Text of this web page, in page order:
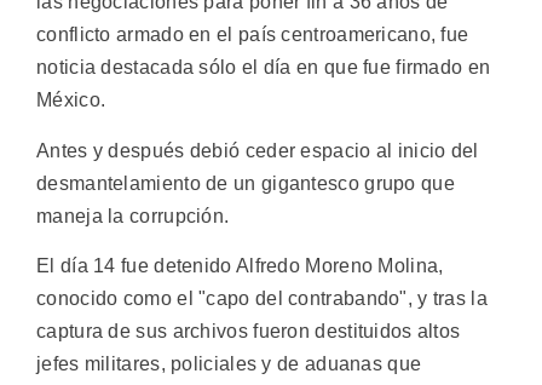
conflicto armado en el país centroamericano, fue
noticia destacada sólo el día en que fue firmado en
México.
Antes y después debió ceder espacio al inicio del
desmantelamiento de un gigantesco grupo que
maneja la corrupción.
El día 14 fue detenido Alfredo Moreno Molina,
conocido como el "capo del contrabando", y tras la
captura de sus archivos fueron destituidos altos
jefes militares, policiales y de aduanas que